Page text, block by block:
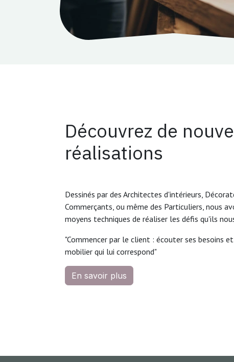
Découvrez de
réalisations
Dessinés par des Architectes d'intérieurs,
Commerçants, ou même des Particuliers, nous
moyens techniques de réaliser les défis qu'ils
"Commencer par le client : écouter ses besoins
mobilier qui lui correspond"
En savoir plus